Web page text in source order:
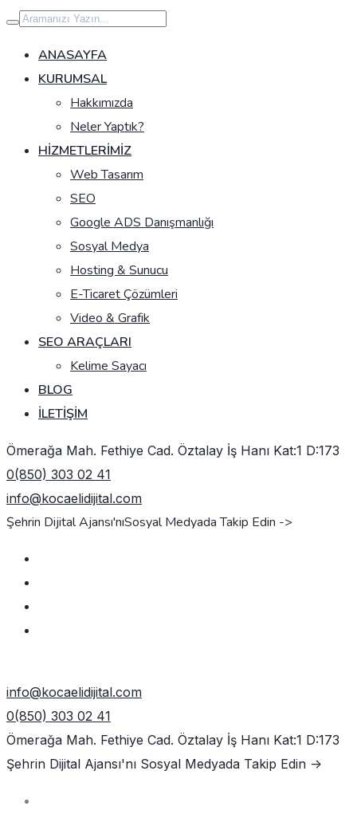
İçeriğe
geç
ANASAYFA
KURUMSAL
Hakkımızda
Neler Yaptık?
HIZMETLERIMIZ
Web Tasarım
SEO
Google ADS Danışmanlığı
Sosyal Medya
Hosting & Sunucu
E-Ticaret Çözümleri
Video & Grafik
SEO ARAÇLARI
Kelime Sayacı
BLOG
İLETIŞIM
Ömerağa Mah. Fethiye Cad. Öztalay İş Hanı Kat:1 D:173
0(850) 303 02 41
info@kocaelidijital.com
Şehrin Dijital Ajansı'nıSosyal Medyada Takip Edin ->
info@kocaelidijital.com
0(850) 303 02 41
Ömerağa Mah. Fethiye Cad. Öztalay İş Hanı Kat:1 D:173
Şehrin Dijital Ajansı'nı Sosyal Medyada Takip Edin ->